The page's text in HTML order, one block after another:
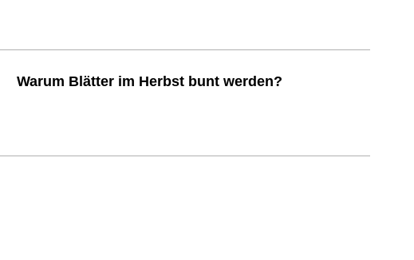
Warum Blätter im Herbst bunt werden?